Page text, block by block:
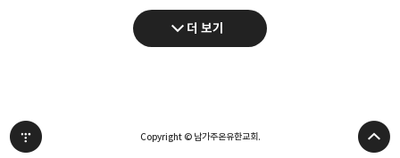
더 보기
Copyright © 남가주온유한교회.